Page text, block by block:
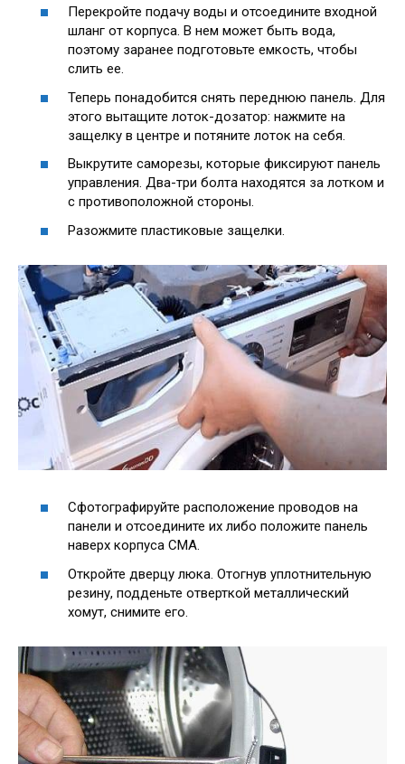
Перекройте подачу воды и отсоедините входной
шланг от корпуса. В нем может быть вода,
поэтому заранее подготовьте емкость, чтобы
слить ее.
Теперь понадобится снять переднюю панель. Для
этого вытащите лоток-дозатор: нажмите на
защелку в центре и потяните лоток на себя.
Выкрутите саморезы, которые фиксируют панель
управления. Два-три болта находятся за лотком и
с противоположной стороны.
Разожмите пластиковые защелки.
Сфотографируйте расположение проводов на
панели и отсоедините их либо положите панель
наверх корпуса СМА.
Откройте дверцу люка. Отогнув уплотнительную
резину, подденьте отверткой металлический
хомут, снимите его.